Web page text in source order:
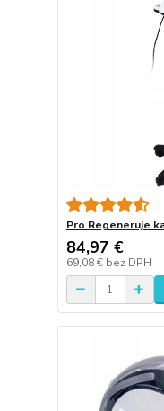
Pro Regeneruje
84,97 €
69,08 € bez DPH